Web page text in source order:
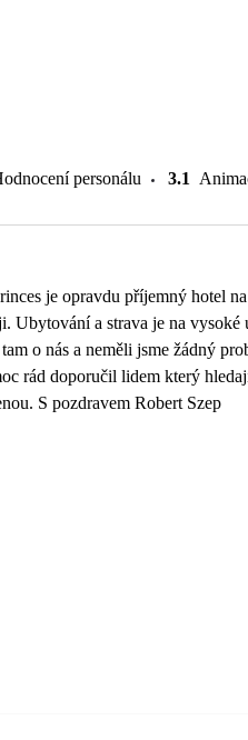
personálu 3.1
je opravdu příjemný hotel
Ubytování a strava je na vysoké
o nás a neměli jsme žádný
rád doporučil lidem který
S pozdravem Robert Szep